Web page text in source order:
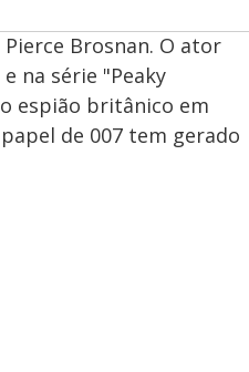
Brosnan. O ator
na série "Peaky
espião britânico em
de 007 tem gerado